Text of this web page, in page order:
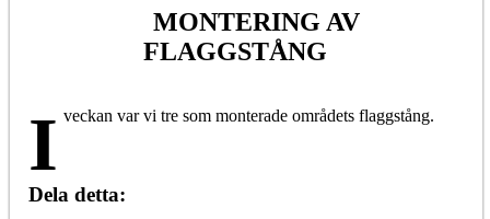
MONTERING AV
FLAGGSTÅNG
I veckan var vi tre som monterade områdets flaggstång.
Dela detta: